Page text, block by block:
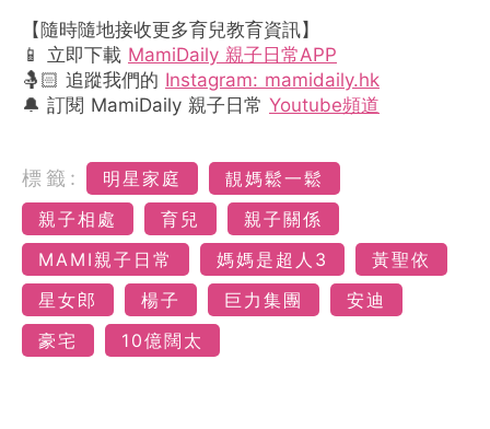
【隨時隨地接收更多育兒教育資訊】
📱 立即下載 MamiDaily 親子日常APP
🤱🏻 追蹤我們的 Instagram: mamidaily.hk
🔔 訂閱 MamiDaily 親子日常 Youtube頻道
標籤: 明星家庭
靚媽鬆一鬆
親子相處
育兒
親子關係
MAMI親子日常
媽媽是超人3
黃聖依
星女郎
楊子 巨力集團
安迪
豪宅
10億闊太